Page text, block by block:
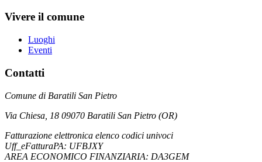
Vivere il comune
Luoghi
Eventi
Contatti
Comune di Baratili San Pietro
Via Chiesa, 18 09070 Baratili San Pietro (OR)
Fatturazione elettronica elenco codici univoci
Uff_eFatturaPA: UFBJXY
AREA ECONOMICO FINANZIARIA: DA3GEM